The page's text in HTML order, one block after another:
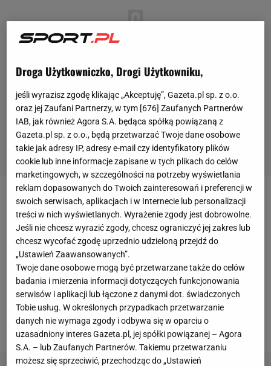
Rosja została wykluczona w lutym 2022 roku z
udziału w rozgrywkach międzynarodowych po
inwazji na Ukrainę. Jej reprezentacja i kluby
odsunięto od wszystkich rozgrywek pod egidą UEFA
czy FIFA. Od momentu rozpoczęcia wojny w
Ukrainie, Rosjagratylko z drużynami
zaprzyjaźnionych państw. Miesiąc temu Rosjanie
wygrali z reprezentacją Brunei 11:0 i Syrią 4:0.
Droga Użytkowniczko, Drogi Użytkowniku,
jeśli wyrazisz zgodę klikając „Akceptuję”, Gazeta.pl sp. z o.o.
oraz jej Zaufani Partnerzy, w tym [676] Zaufanych Partnerów
IAB, jak również Agora S.A. będąca spółką powiązaną z
Gazeta.pl sp. z o.o., będą przetwarzać Twoje dane osobowe
takie jak adresy IP, adresy e-mail czy identyfikatory plików
cookie lub inne informacje zapisane w tych plikach do celów
marketingowych, w szczególności na potrzeby wyświetlania
reklam dopasowanych do Twoich zainteresowań i preferencji w
swoich serwisach, aplikacjach i w Internecie lub personalizacji
treści w nich wyświetlanych. Wyrażenie zgody jest dobrowolne.
Jeśli nie chcesz wyrazić zgody, chcesz ograniczyć jej zakres lub
chcesz wycofać zgodę uprzednio udzieloną przejdź do
„Ustawień Zaawansowanych”.
Twoje dane osobowe mogą być przetwarzane także do celów
badania i mierzenia informacji dotyczących funkcjonowania
serwisów i aplikacji lub łączone z danymi dot. świadczonych
Tobie usług. W określonych przypadkach przetwarzanie
danych nie wymaga zgody i odbywa się w oparciu o
uzasadniony interes Gazeta.pl, jej spółki powiązanej – Agora
S.A. – lub Zaufanych Partnerów. Takiemu przetwarzaniu
możesz się sprzeciwić, przechodząc do „Ustawień